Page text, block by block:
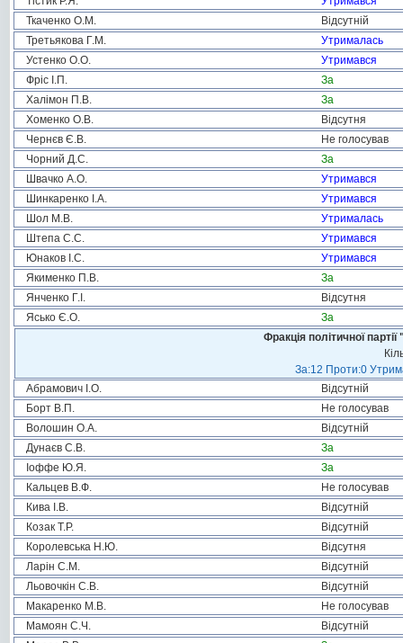
Ткаченко О.М.
Відсутній
Третьякова Г.М.
Утрималась
Устенко О.О.
Утримався
Фріс І.П.
За
Халімон П.В.
За
Хоменко О.В.
Відсутня
Чернєв Є.В.
Не голосував
Чорний Д.С.
За
Швачко А.О.
Утримався
Шинкаренко І.А.
Утримався
Шол М.В.
Утрималась
Штепа С.С.
Утримався
Юнаков І.С.
Утримався
Якименко П.В.
За
Янченко Г.І.
Відсутня
Ясько Є.О.
За
Фракція політичної
За:12 Проти:0
Абрамович І.О.
Відсутній
Борт В.П.
Не голосував
Волошин О.А.
Відсутній
Дунаєв С.В.
За
Іоффе Ю.Я.
За
Кальцев В.Ф.
Не голосував
Кива І.В.
Відсутній
Козак Т.Р.
Відсутній
Королевська Н.Ю.
Відсутня
Ларін С.М.
Відсутній
Льовочкін С.В.
Відсутній
Макаренко М.В.
Не голосував
Мамоян С.Ч.
Відсутній